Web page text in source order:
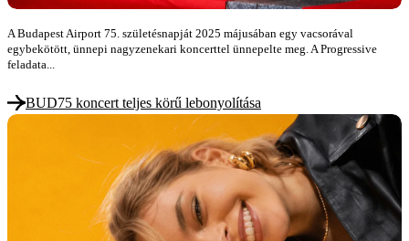
A Budapest Airport 75. születésnapját 2025 májusában egy vacsorával
egybekötött, ünnepi nagyzenekari koncerttel ünnepelte meg. A Progressive
feladata...
BUD75 koncert teljes körű lebonyolítása